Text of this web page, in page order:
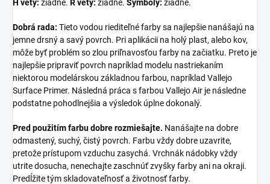
H vety: žiadne. R vety: žiadne. Symboly: žiadne.
Dobrá rada: Tieto vodou riediteľné farby sa najlepšie nanášajú na
jemne drsný a savý povrch. Pri aplikácii na holý plast, alebo kov,
môže byť problém so zlou priľnavosťou farby na začiatku. Preto je
najlepšie pripraviť povrch napríklad modelu nastriekaním
niektorou modelárskou základnou farbou, napríklad Vallejo
Surface Primer. Následná práca s farbou Vallejo Air je následne
podstatne pohodlnejšia a výsledok úplne dokonalý.
Pred použitím farbu dobre rozmiešajte. Nanášajte na dobre
odmastený, suchý, čistý povrch. Farbu vždy dobre uzavrite,
pretože prístupom vzduchu zasychá. Vrchnák nádobky vždy
utrite dosucha, nenechajte zaschnúť zvyšky farby ani na okraji.
Predĺžite tým skladovateľnosť a životnosť farby.